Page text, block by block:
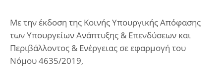
Με την έκδοση της Κοινής Υπουργικής Απόφασης
των Υπουργείων Ανάπτυξης & Επενδύσεων και
Περιβάλλοντος & Ενέργειας σε εφαρμογή του
Νόμου 4635/2019,